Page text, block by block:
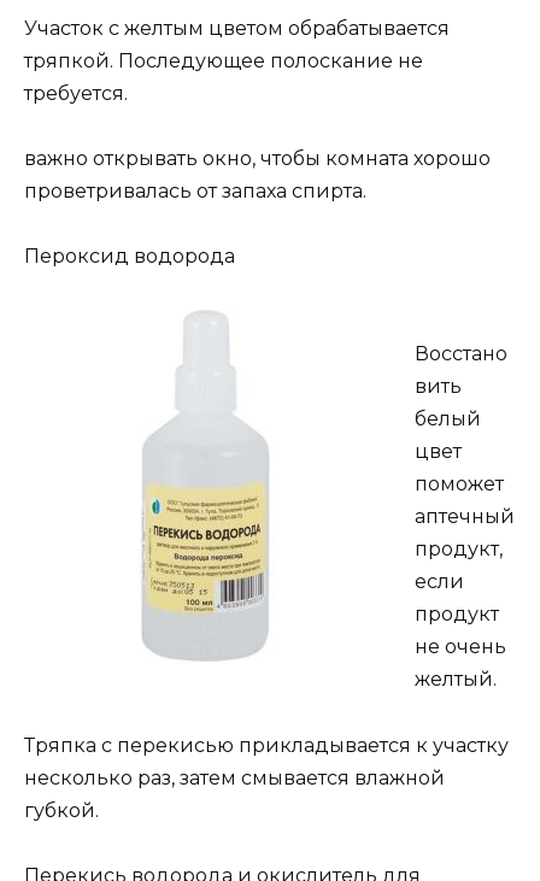
Участок с желтым цветом обрабатывается
тряпкой. Последующее полоскание не
требуется.
важно открывать окно, чтобы комната хорошо
проветривалась от запаха спирта.
Пероксид водорода
Восстано
вить
белый
цвет
поможет
аптечный
продукт,
если
продукт
не очень
желтый.
Тряпка с перекисью прикладывается к участку
несколько раз, затем смывается влажной
губкой.
Перекись водорода и окислитель для